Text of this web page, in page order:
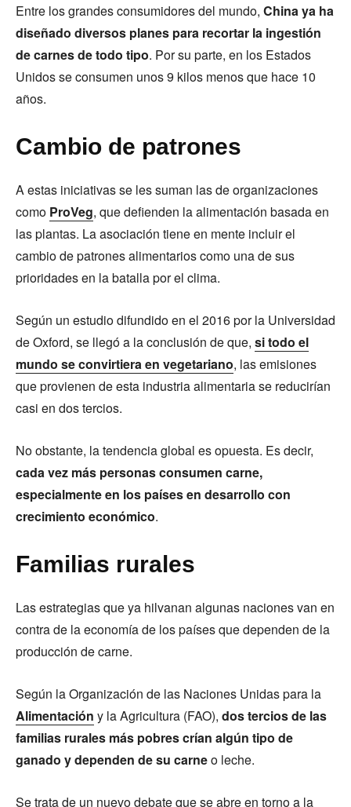
Entre los grandes consumidores del mundo, China ya ha
diseñado diversos planes para recortar la ingestión
de carnes de todo tipo. Por su parte, en los Estados
Unidos se consumen unos 9 kilos menos que hace 10
años.
Cambio de patrones
A estas iniciativas se les suman las de organizaciones
como ProVeg, que defienden la alimentación basada en
las plantas. La asociación tiene en mente incluir el
cambio de patrones alimentarios como una de sus
prioridades en la batalla por el clima.
Según un estudio difundido en el 2016 por la Universidad
de Oxford, se llegó a la conclusión de que, si todo el
mundo se convirtiera en vegetariano, las emisiones
que provienen de esta industria alimentaria se reducirían
casi en dos tercios.
No obstante, la tendencia global es opuesta. Es decir,
cada vez más personas consumen carne,
especialmente en los países en desarrollo con
crecimiento económico.
Familias rurales
Las estrategias que ya hilvanan algunas naciones van en
contra de la economía de los países que dependen de la
producción de carne.
Según la Organización de las Naciones Unidas para la
Alimentación y la Agricultura (FAO), dos tercios de las
familias rurales más pobres crían algún tipo de
ganado y dependen de su carneo leche.
Se trata de un nuevo debate que se abre en torno a la